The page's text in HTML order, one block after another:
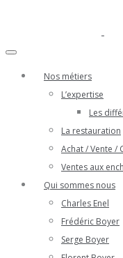
Nos métiers
L’expertise
Les
La restauration
Achat / Vente /
Ventes aux
Qui sommes nous
Charles Enel
Frédéric Boyer
Serge Boyer